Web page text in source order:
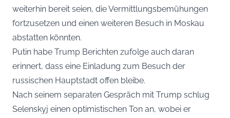
weiterhin bereit seien, die Vermittlungsbemühungen
fortzusetzen und einen weiteren Besuch in Moskau
abstatten könnten.
Putin habe Trump Berichten zufolge auch daran
erinnert, dass eine Einladung zum Besuch der
russischen Hauptstadt offen bleibe.
Nach seinem separaten Gespräch mit Trump schlug
Selenskyj einen optimistischen Ton an, wobei er